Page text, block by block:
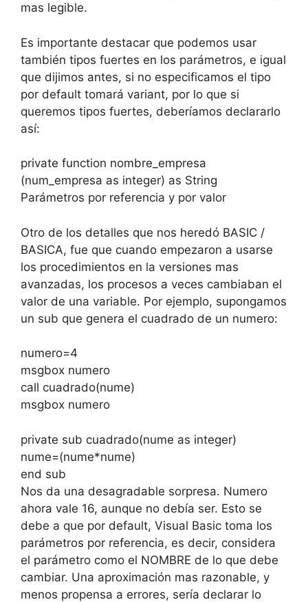
mas legible.
Es importante destacar que podemos usar
también tipos fuertes en los parámetros, e igual
que dijimos antes, si no especificamos el tipo
por default tomará variant, por lo que si
queremos tipos fuertes, deberíamos declararlo
así:
private function nombre_empresa
(num_empresa as integer) as String
Parámetros por referencia y por valor
Otro de los detalles que nos heredó BASIC /
BASICA, fue que cuando empezaron a usarse
los procedimientos en la versiones mas
avanzadas, los procesos a veces cambiaban el
valor de una variable. Por ejemplo, supongamos
un sub que genera el cuadrado de un numero:
numero=4
msgbox numero
call cuadrado(nume)
msgbox numero
private sub cuadrado(nume as integer)
nume=(nume*nume)
end sub
Nos da una desagradable sorpresa. Numero
ahora vale 16, aunque no debía ser. Esto se
debe a que por default, Visual Basic toma los
parámetros por referencia, es decir, considera
el parámetro como el NOMBRE de lo que debe
cambiar. Una aproximación mas razonable, y
menos propensa a errores, sería declarar lo